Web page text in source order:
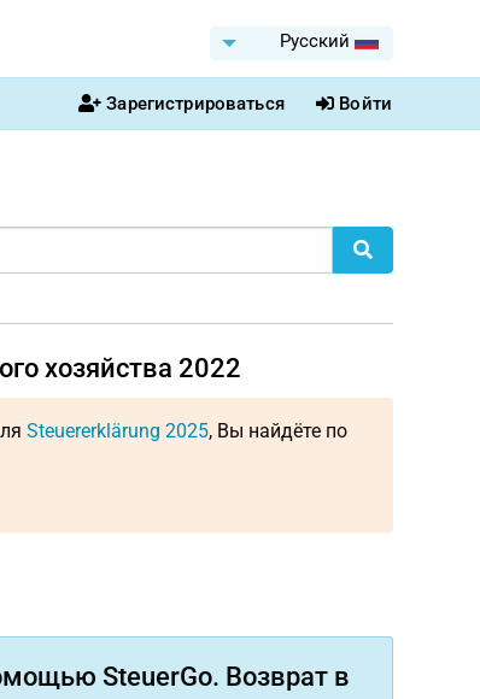
Pусский
Зарегистрироваться Войти
хозяйства 2022
Steuererklärung 2025, Вы найдёте по
SteuerGo. Возврат в